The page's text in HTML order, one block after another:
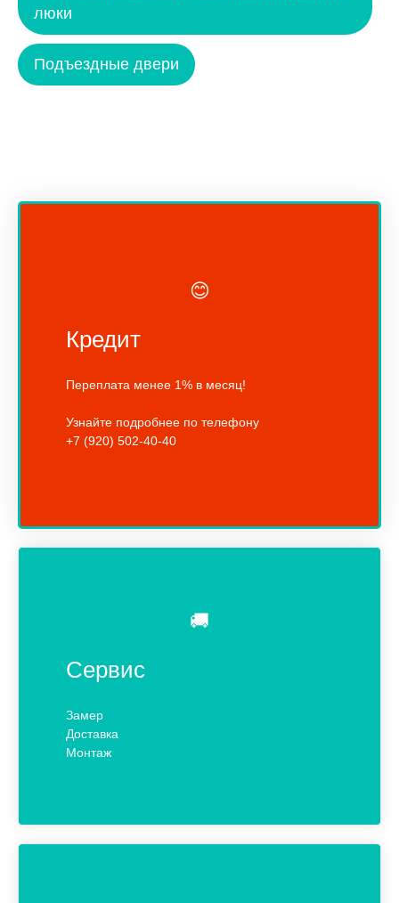
люки
Подъездные двери
😊
Кредит
Переплата менее 1% в месяц!
Узнайте подробнее по телефону
+7 (920) 502-40-40
🚚
Сервис
Замер
Доставка
Монтаж